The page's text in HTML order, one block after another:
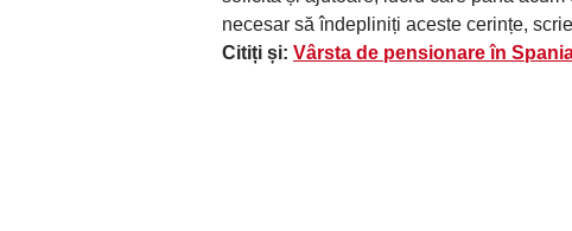
necesar să îndepliniți aceste cerințe, scrie
Citiți și: Vârsta de pensionare în